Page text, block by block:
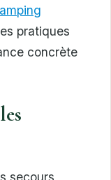
pratiques
concrète